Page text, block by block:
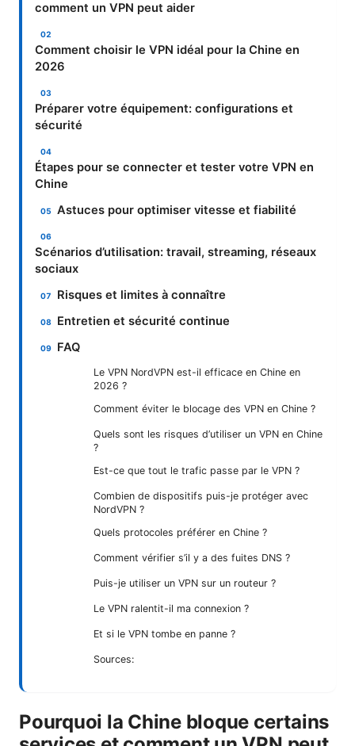
comment un VPN peut aider
Comment choisir le VPN idéal pour la Chine en
2026
Préparer votre équipement: configurations et
sécurité
Étapes pour se connecter et tester votre VPN en
Chine
Astuces pour optimiser vitesse et fiabilité
Scénarios d’utilisation: travail, streaming, réseaux
sociaux
Risques et limites à connaître
Entretien et sécurité continue
FAQ
Le VPN NordVPN est-il efficace en Chine en
2026 ?
Comment éviter le blocage des VPN en Chine ?
Quels sont les risques d’utiliser un VPN en Chine
?
Est-ce que tout le trafic passe par le VPN ?
Combien de dispositifs puis-je protéger avec
NordVPN ?
Quels protocoles préférer en Chine ?
Comment vérifier s’il y a des fuites DNS ?
Puis-je utiliser un VPN sur un routeur ?
Le VPN ralentit-il ma connexion ?
Et si le VPN tombe en panne ?
Sources:
Pourquoi la Chine bloque certains